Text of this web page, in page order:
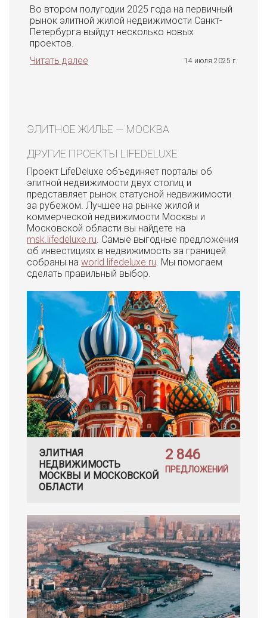
Во втором полугодии 2025 года на первичный
рынок элитной жилой недвижимости Санкт-
Петербурга выйдут несколько новых
проектов.
Читать далее
14 июля 2025 г.
ЭЛИТНОЕ ЖИЛЬЕ — МОСКВА
ДРУГИЕ ПРОЕКТЫ LIFEDELUXE
Проект LifeDeluxe объединяет порталы об
элитной недвижимости двух столиц и
представляет рынок статусной недвижимости
за рубежом. Лучшее на рынке жилой и
коммерческой недвижимости Москвы и
Московской области вы найдете на
msk.lifedeluxe.ru. Самые выгодные предложения
об инвестициях в недвижимость за границей
собраны на world.lifedeluxe.ru. Мы помогаем
сделать правильный выбор.
ЭЛИТНАЯ
НЕДВИЖИМОСТЬ
МОСКВЫ И МОСКОВСКОЙ
ОБЛАСТИ
2 846
ПРЕДЛОЖЕНИЙ